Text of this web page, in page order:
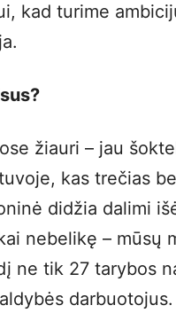
kad turime
žiauri – jau
kas trečias
didžia dalimi
nebelikę – mūsų
ne tik 27 tarybos
darbuotojus.